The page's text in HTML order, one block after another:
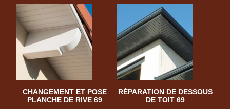
CHANGEMENT ET POSE
PLANCHE DE RIVE 69
RÉPARATION DE DESSOUS
DE TOIT 69